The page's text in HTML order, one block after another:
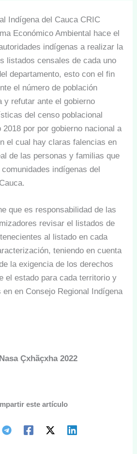
Indígena del Cauca CRIC
Económico Ambiental hace el
indígenas a realizar la
listados censales de cada uno
departamento, esto con el fin
el número de población
y refutar ante el gobierno
del censo poblacional
2018 por por gobierno nacional a
el cual hay claras falencias en
de las personas y familias que
indígenas del
que es responsabilidad de las
revisar el listados de
al listado en cada
teniendo en cuenta
la exigencia de los derechos
el estado para cada territorio y
en en Consejo Regional Indígena
Çxhãçxha 2022
este artículo